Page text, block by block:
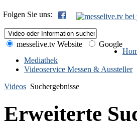
Folgen Sie uns:
messelive.tv Website
Google
Mediathek
Videoservice Messen & Aussteller
Videos Suchergebnisse
Erweiterte